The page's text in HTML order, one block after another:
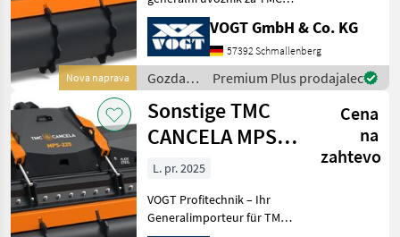
Nova naprava
CANCELA v Nemčiji in
Avstriji = Velika izbira TMC
gozdarskih mulčerjev,
gozdarskih frez in drobilcev
kamna za tr
VOGT GmbH & Co. KG
57392 Schmallenberg
Gozdarska
in
lesarska
mehanizacija
/
Sonstige
Premium Plus prodajalec
Sonstige TMC
CANCELA MPS-
225 Forstfräse
Cena
na
zahtevo
L. pr. 2025
VOGT Profitechnik – Ihr
Generalimporteur für TMC